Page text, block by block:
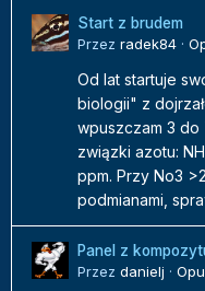
Start z brudem
Przez radek84 ·
Od lat startuje
biologii" z
wpuszczam 3 do
związki azotu:
ppm. Przy No3
podmianami,
Panel z
Przez danielj ·